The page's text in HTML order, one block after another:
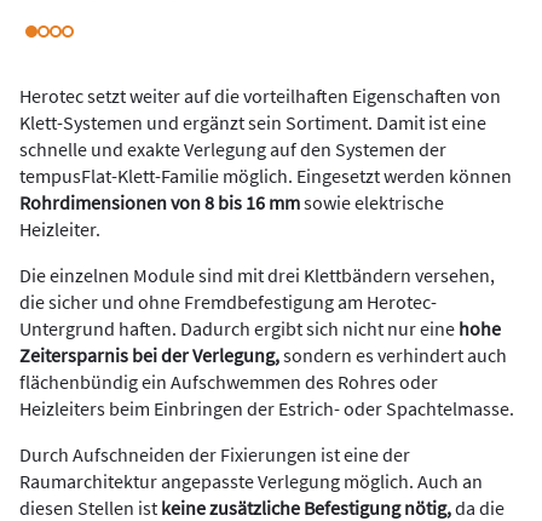
Herotec setzt weiter auf die vorteilhaften Eigenschaften von
Klett-Systemen und ergänzt sein Sortiment. Damit ist eine
schnelle und exakte Verlegung auf den Systemen der
tempusFlat-Klett-Familie möglich. Eingesetzt werden können
Rohrdimensionen von 8 bis 16 mmsowie elektrische
Heizleiter.
Die einzelnen Module sind mit drei Klettbändern versehen,
die sicher und ohne Fremdbefestigung am Herotec-
Untergrund haften. Dadurch ergibt sich nicht nur eine hohe
Zeitersparnis bei der Verlegung,sondern es verhindert auch
flächenbündig ein Aufschwemmen des Rohres oder
Heizleiters beim Einbringen der Estrich- oder Spachtelmasse.
Durch Aufschneiden der Fixierungen ist eine der
Raumarchitektur angepasste Verlegung möglich. Auch an
diesen Stellen ist keine zusätzliche Befestigung nötig,da die